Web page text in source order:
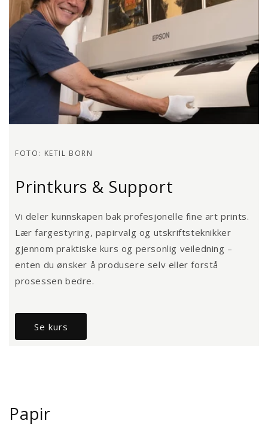
FOTO: KETIL BORN
Printkurs & Support
Vi deler kunnskapen bak profesjonelle fine art prints.
Lær fargestyring, papirvalg og utskriftsteknikker
gjennom praktiske kurs og personlig veiledning –
enten du ønsker å produsere selv eller forstå
prosessen bedre.
Se kurs
Papir